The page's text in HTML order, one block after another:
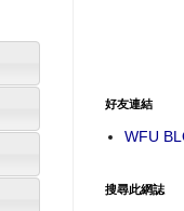
好友連結
WFU
搜尋此網誌